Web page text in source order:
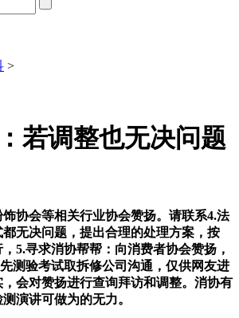
>
若调整也无决问题
会等相关行业协会赞扬。请联系4.法
无决问题，提出合理的处理方案，按
5.寻求消协帮帮：向消费者协会赞扬，
测验考试取拆修公司沟通，仅供网友进
会对赞扬进行查询拜访和调整。消协有
演讲可做为的无力。